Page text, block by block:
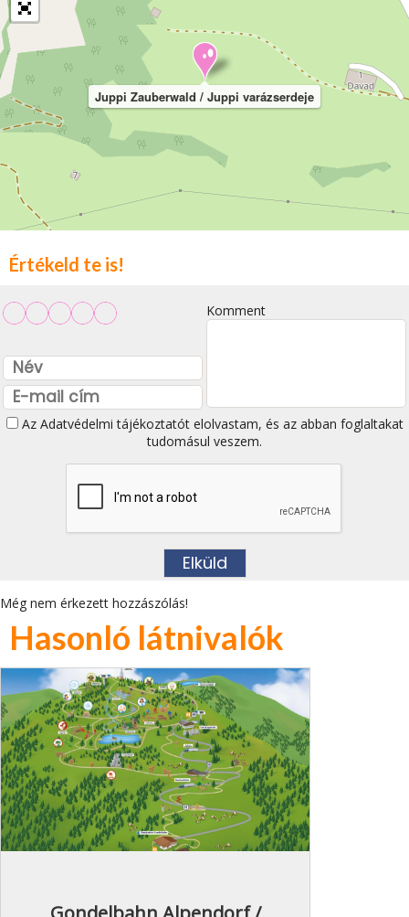
Juppi Zauberwald / Juppi varázserdeje
Értékeld te is!
Komment
Az Adatvédelmi tájékoztatótelolvastam, és az abban foglaltakat
tudomásul veszem.
Még nem érkezett hozzászólás!
Hasonló látnivalók